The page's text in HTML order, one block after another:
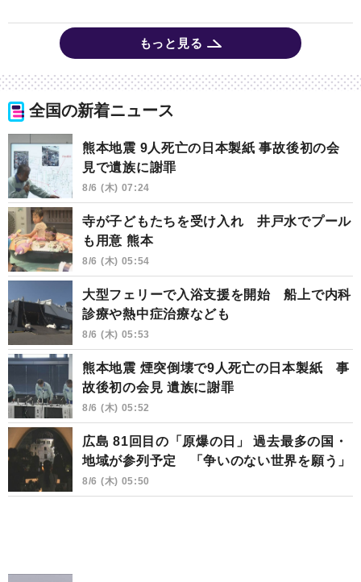
もっと見る
全国の新着ニュース
熊本地震 9人死亡の日本製紙 事故後初の会
見で遺族に謝罪
8/6 (木) 07:24
寺が子どもたちを受け入れ 井戸水でプール
も用意 熊本
8/6 (木) 05:54
大型フェリーで入浴支援を開始 船上で内科
診療や熱中症治療なども
8/6 (木) 05:53
熊本地震 煙突倒壊で9人死亡の日本製紙 事
故後初の会見 遺族に謝罪
8/6 (木) 05:52
広島 81回目の「原爆の日」 過去最多の国・
地域が参列予定 「争いのない世界を願う」
8/6 (木) 05:50